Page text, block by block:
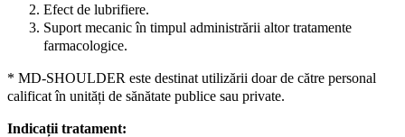
Efect de lubrifiere.
Suport mecanic în timpul administrării altor tratamente
farmacologice.
* MD-SHOULDER este destinat utilizării doar de către personal
calificat în unități de sănătate publice sau private.
Indicații tratament: